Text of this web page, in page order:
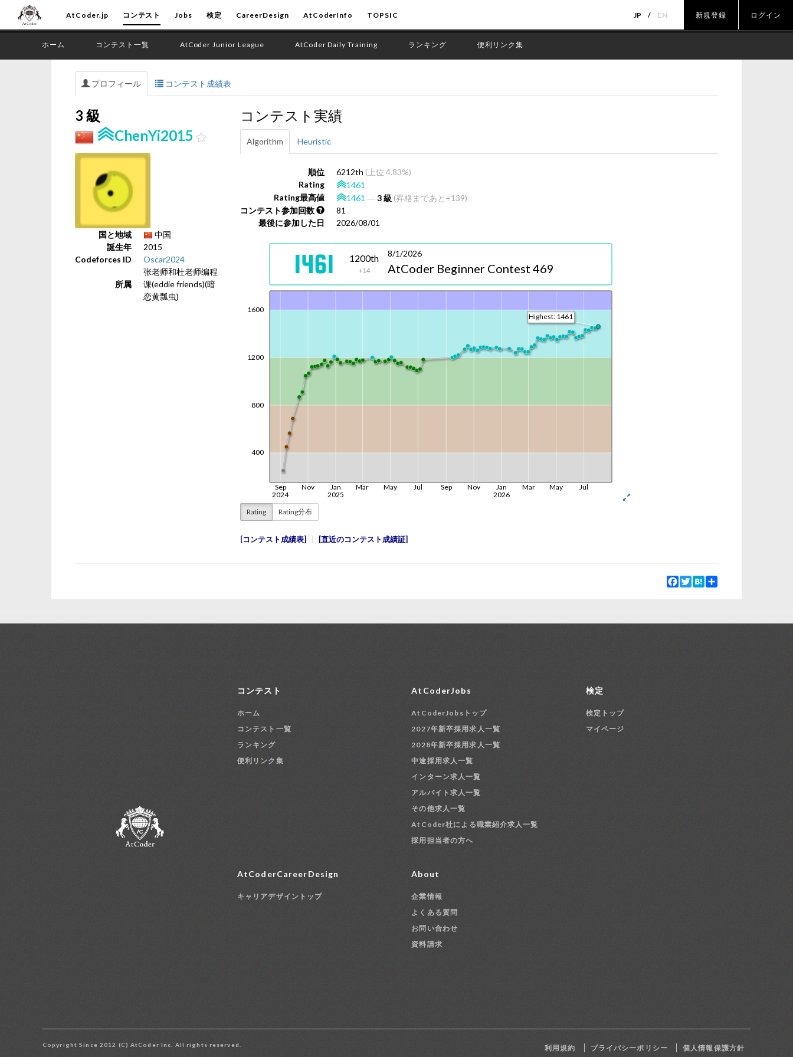
AtCoder.jp コンテスト Jobs 検定 CareerDesign AtCoderInfo TOPSIC JP EN 新規登録 ログイン
ホーム コンテスト一覧 AtCoder Junior League AtCoder Daily Training ランキング 便利リンク集
プロフィール コンテスト成績表
3 級
ChenYi2015
国と地域
中国
誕生年
2015
Codeforces ID
Oscar2024
所属
张老师和杜老师编程
课(eddie friends)(暗
恋黄瓢虫)
コンテスト実績
Algorithm Heuristic
順位 6212th (上位 4.83%)
Rating
1461
Rating最高値
1461 ―3 級 (昇格まであと+139)
コンテスト参加回数
81
最後に参加した日
2026/08/01
Rating Rating分布
コンテスト成績表 直近のコンテスト成績証
Facebook
TwitterHatena
コンテスト
ホーム
コンテスト一覧
ランキング
便利リンク集
AtCoderJobs
AtCoderJobsトップ
2027年新卒採用求人一覧
2028年新卒採用求人一覧
中途採用求人一覧
インターン求人一覧
アルバイト求人一覧
その他求人一覧
AtCoder社による職業紹介求人一覧
採用担当者の方へ
検定
検定トップ
マイページ
AtCoderCareerDesign
キャリアデザイントップ
About
企業情報
よくある質問
お問い合わせ
資料請求
Copyright Since 2012 (C) AtCoder Inc. All rights reserved. 利用規約 プライバシーポリシー 個人情報保護方針